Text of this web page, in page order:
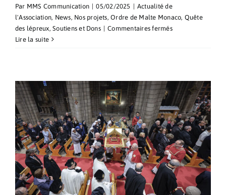
Par MMS Communication 05/02/2025
Actualité de
l'Association, News, Nos projets,Ordre de Malte Monaco, Quête
des lépreux,Soutiens et Dons Commentaires ferméssur
Mondiale
des
Lépreux
Lire la suite